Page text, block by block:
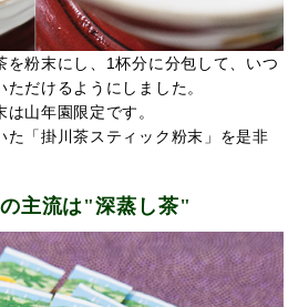
を粉末にし、1杯分に分包して、いつ
だけるようにしました。
山年園限定です。
た「掛川茶スティック粉末」を是非
主流は"深蒸し茶"